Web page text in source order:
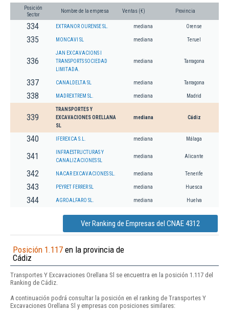
Posición
Sector
Nombre de la empresa Ventas (€) Provincia
334 EXTRANOR OURENSE SL. mediana Orense
335 MONCAVI SL mediana Teruel
336
JAN EXCAVACIONS I
TRANSPORTS SOCIEDAD
LIMITADA.
mediana Tarragona
337 CANALDELTA SL mediana Tarragona
338 MADREXTREM SL. mediana Madrid
339
TRANSPORTES Y
EXCAVACIONES ORELLANA
SL
mediana Cádiz
340 IFEREXCA S.L. mediana Málaga
341
INFRAESTRUCTURAS Y
CANALIZACIONES SL
mediana Alicante
342 NACAR EXCAVACIONES SL. mediana Tenerife
343 PEYRET FERRER SL mediana Huesca
344 AGROALFARO SL. mediana Huelva
Ver Ranking de Empresas del CNAE 4312
Posición 1.117 en la provincia de
Cádiz
Transportes Y Excavaciones Orellana Sl se encuentra en la posición 1.117 del
Ranking de Cádiz.
A continuación podrá consultar la posición en el ranking de Transportes Y
Excavaciones Orellana Sl y empresas con posiciones similares: